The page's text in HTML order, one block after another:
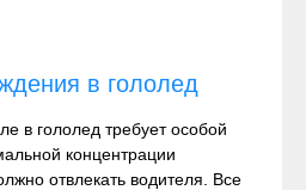
в гололед
в гололед требует особой
концентрации
отвлекать водителя. Все